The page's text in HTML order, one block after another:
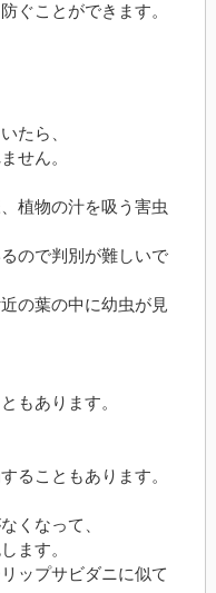
ぐことができます。
たら、
せん。
植物の汁を吸う害虫
ので判別が難しいで
の葉の中に幼虫が見
もあります。
ることもあります。
くなって、
ます。
ップサビダニに似て